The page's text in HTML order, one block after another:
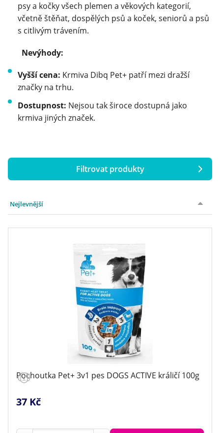
Filtrovat produkty
Hmotnost
až
psy a kočky všech plemen a věkových kategorií,
včetně štěňat, dospělých psů a koček, seniorů a psů
s citlivým trávením.
Nevýhody:
Vyšší cena: Krmiva Dibq Pet+ patří mezi dražší
značky na trhu.
Dostupnost: Nejsou tak široce dostupná jako
krmiva jiných značek.
Nejlevnější
Pochoutka Pet+ 3v1 pes DOGS ACTIVE králičí 100g
37 Kč